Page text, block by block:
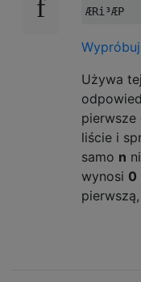
Używa
pierwsze
liście i
samo n
wynosi 0